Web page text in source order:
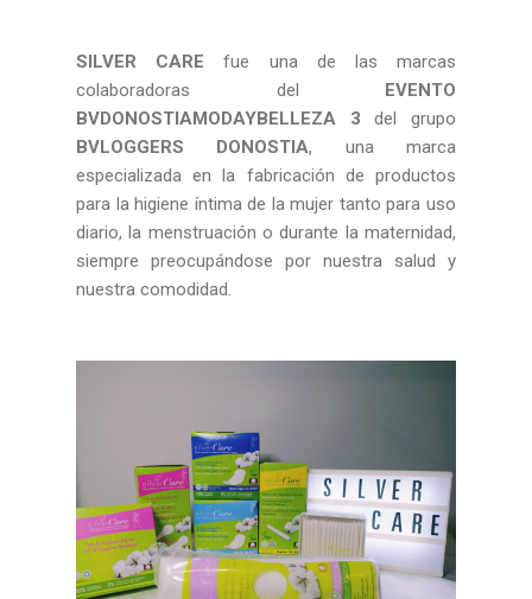
SILVER CARE fue una de las marcas
colaboradoras del
EVENTO
BVDONOSTIAMODAYBELLEZA 3 del grupo
BVLOGGERS DONOSTIA, una marca
especializada en la fabricación de productos
para la higiene íntima de la mujer tanto para uso
diario, la menstruación o durante la maternidad,
siempre preocupándose por nuestra salud y
nuestra comodidad.